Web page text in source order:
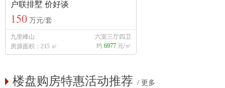
户联排墅 价好谈
150 万元/套
九里峰山
房源面积：215 ㎡
六室三厅四卫
约 6977 元/㎡
楼盘购房特惠活动推荐 / 更多